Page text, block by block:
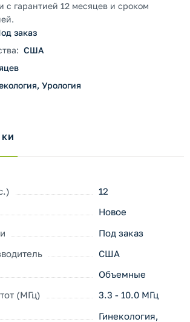
с гарантией 12 месяцев и сроком
заказ
США
Урология
12
Новое
Под заказ
США
Объемные
(МГц)
3.3 - 10.0 МГц
Гинекология,